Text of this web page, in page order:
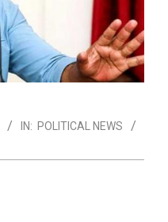
IN: POLITICAL NEWS